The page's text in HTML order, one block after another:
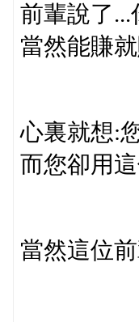
前輩說了
當然能賺
心裏就想:
而您卻用
當然這位